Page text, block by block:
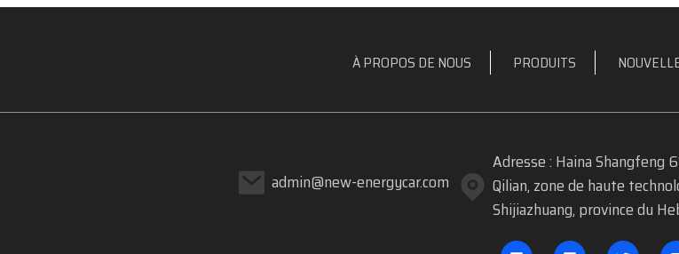
À PROPOS DE NOUS PRODUITS
admin@new-energycar.com
Adresse : Haina Shangfeng
Qilian, zone de haute
Shijiazhuang, province du